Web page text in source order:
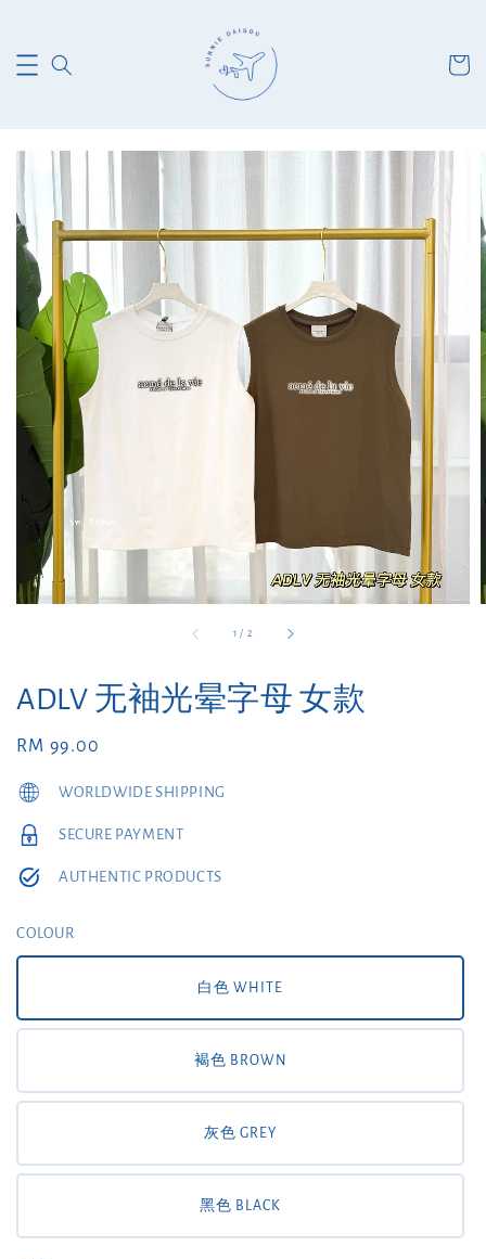
1 / 2
ADLV 无袖光晕字母 女款
Regular
RM 99.00
WORLDWIDE SHIPPING
SECURE PAYMENT
AUTHENTIC PRODUCTS
COLOUR
白色 WHITE
褐色 BROWN
灰色 GREY
黑色 BLACK